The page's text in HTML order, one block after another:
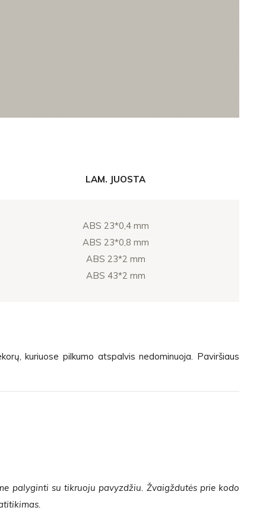
LAM. JUOSTA
ABS 23*0,4 mm
ABS 23*0,8 mm
ABS 23*2 mm
ABS 43*2 mm
kuriuose pilkumo atspalvis nedominuoja. Paviršiaus
palyginti su tikruoju pavyzdžiu. Žvaigždutės prie kodo